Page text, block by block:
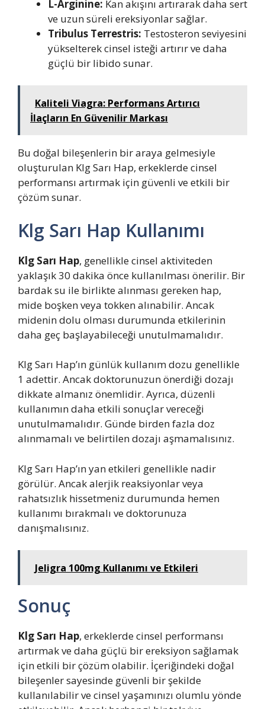
L-Arginine: Kan akışını artırarak daha sert
ve uzun süreli ereksiyonlar sağlar.
Tribulus Terrestris: Testosteron seviyesini
yükselterek cinsel isteği artırır ve daha
güçlü bir libido sunar.
Kaliteli Viagra: Performans Artırıcı
İlaçların En Güvenilir Markası
Bu doğal bileşenlerin bir araya gelmesiyle
oluşturulan Klg Sarı Hap, erkeklerde cinsel
performansı artırmak için güvenli ve etkili bir
çözüm sunar.
Klg Sarı Hap Kullanımı
Klg Sarı Hap, genellikle cinsel aktiviteden
yaklaşık 30 dakika önce kullanılması önerilir. Bir
bardak su ile birlikte alınması gereken hap,
mide boşken veya tokken alınabilir. Ancak
midenin dolu olması durumunda etkilerinin
daha geç başlayabileceği unutulmamalıdır.
Klg Sarı Hap’ın günlük kullanım dozu genellikle
1 adettir. Ancak doktorunuzun önerdiği dozajı
dikkate almanız önemlidir. Ayrıca, düzenli
kullanımın daha etkili sonuçlar vereceği
unutulmamalıdır. Günde birden fazla doz
alınmamalı ve belirtilen dozajı aşmamalısınız.
Klg Sarı Hap’ın yan etkileri genellikle nadir
görülür. Ancak alerjik reaksiyonlar veya
rahatsızlık hissetmeniz durumunda hemen
kullanımı bırakmalı ve doktorunuza
danışmalısınız.
Jeligra 100mg Kullanımı ve Etkileri
Sonuç
Klg Sarı Hap, erkeklerde cinsel performansı
artırmak ve daha güçlü bir ereksiyon sağlamak
için etkili bir çözüm olabilir. İçeriğindeki doğal
bileşenler sayesinde güvenli bir şekilde
kullanılabilir ve cinsel yaşamınızı olumlu yönde